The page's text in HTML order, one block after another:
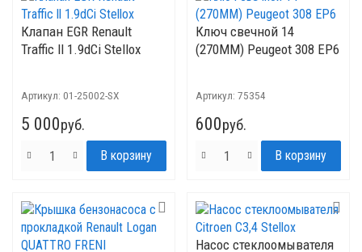
Клапан EGR Renault
Traffic ll 1.9dCi Stellox
Артикул: 01-25002-SX
5 000руб.
Ключ свечной 14
(270ММ) Peugeot 308 EP6
Артикул: 75354
600руб.
Насос стеклоомывателя